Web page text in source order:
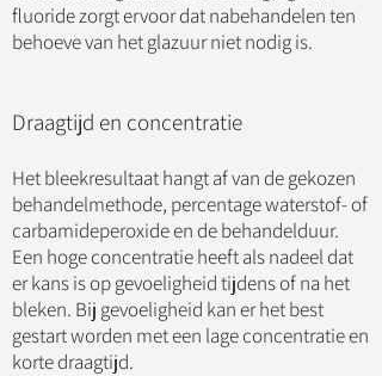
fluoride zorgt ervoor dat nabehandelen ten
behoeve van het glazuur niet nodig is.
Draagtijd en concentratie
Het bleekresultaat hangt af van de gekozen
behandelmethode, percentage waterstof- of
carbamideperoxide en de behandelduur.
Een hoge concentratie heeft als nadeel dat
er kans is op gevoeligheid tijdens of na het
bleken. Bij gevoeligheid kan er het best
gestart worden met een lage concentratie en
korte draagtijd.